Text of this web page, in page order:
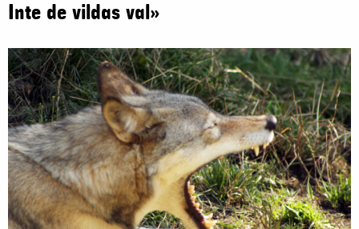
Inte de vildas val»